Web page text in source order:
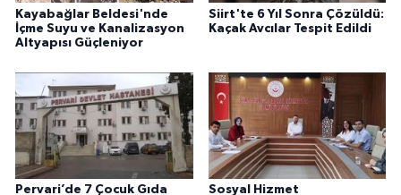
Kayabağlar Beldesi'nde
İçme Suyu ve Kanalizasyon
Altyapısı Güçleniyor
Siirt'te 6 Yıl Sonra Çözüldü:
Kaçak Avcılar Tespit Edildi
Pervari’de 7 Çocuk Gıda
Sosyal Hizmet